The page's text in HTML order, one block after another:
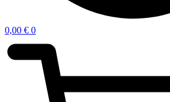
0,00 € 0